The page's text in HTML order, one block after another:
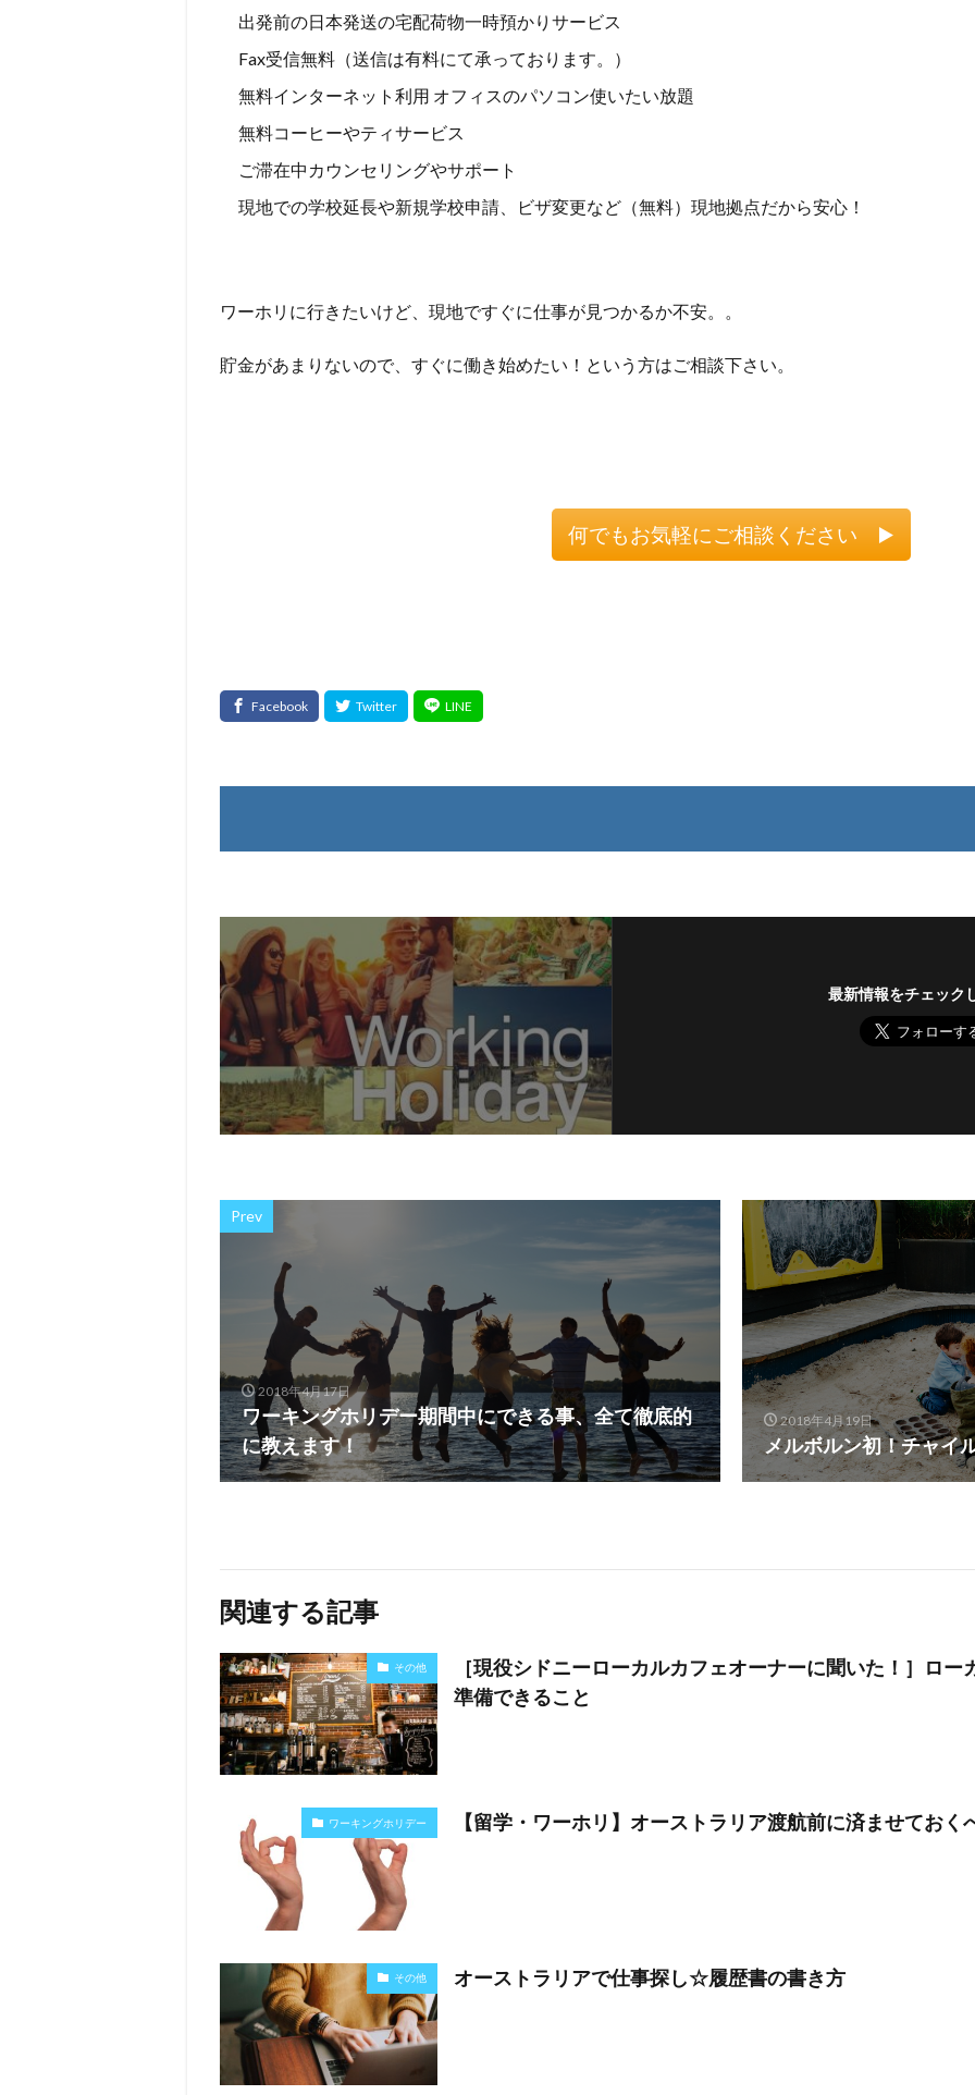
出発前の日本発送の宅配荷物一時預かりサービス
Fax受信無料（送信は有料にて承っております。）
無料インターネット利用 オフィスのパソコン使いたい放題
無料コーヒーやティサービス
ご滞在中カウンセリングやサポート
現地での学校延長や新規学校申請、ビザ変更など（無料）現地拠点だから安心！
ワーホリに行きたいけど、現地ですぐに仕事が見つかるか不安。。
貯金があまりないので、すぐに働き始めたい！という方はご相談下さい。
何でもお気軽にご相談ください ▶️
最新情報をチェック
Prev
2018年4月17日
ワーキングホリデー期間中にできる事、全て徹底的
に教えます！
2018年4月19日
メルボルン初！チャイ
関連する記事
その他
［現役シドニーローカルカフェオーナーに聞いた！］ロ
準備できること
ワーキングホリデー 【留学・ワーホリ】オーストラリア渡航前に済ませておく
その他 オーストラリアで仕事探し☆履歴書の書き方